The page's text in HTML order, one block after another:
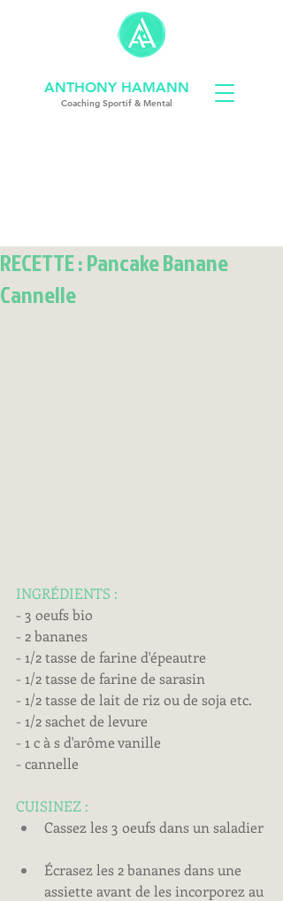
ANTHONY HAMANN
Coaching Sportif & Mental
RECETTE : Pancake Banane
Cannelle
INGRÉDIENTS :
- 3 oeufs bio
- 2 bananes
- 1/2 tasse de farine d'épeautre
- 1/2 tasse de farine de sarasin
- 1/2 tasse de lait de riz ou de soja etc.
- 1/2 sachet de levure
- 1 c à s d'arôme vanille
- cannelle
CUISINEZ :
Cassez les 3 oeufs dans un saladier
Écrasez les 2 bananes dans une
assiette avant de les incorporez au